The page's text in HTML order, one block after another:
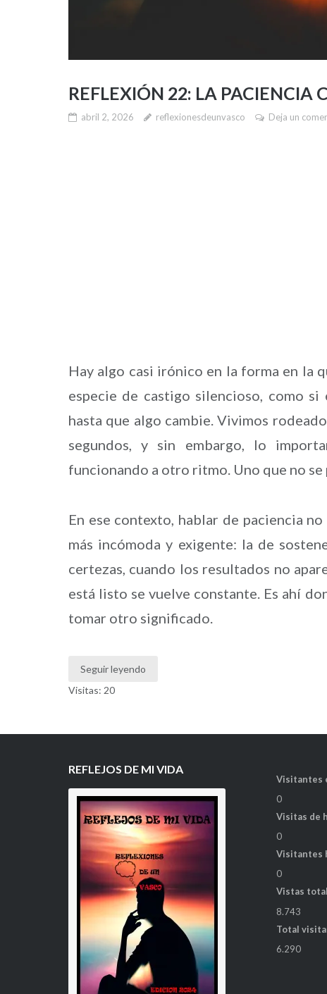
REFLEXIÓN 22: LA PACIENCIA
abril 2, 2026 reflexionesdeunvasco Deja un
Hay algo casi irónico en la forma en la
especie de castigo silencioso, como
hasta que algo cambie. Vivimos
segundos, y sin embargo, lo
funcionando a otro ritmo. Uno que no
En ese contexto, hablar de paciencia
más incómoda y exigente: la de
certezas, cuando los resultados no
está listo se vuelve constante. Es ahí
tomar otro significado.
Seguir leyendo
Visitas: 20
REFLEJOS DE MI VIDA
Visitantes
0
Visitas de
0
Visitantes
0
Vistas
8.743
Total
6.290